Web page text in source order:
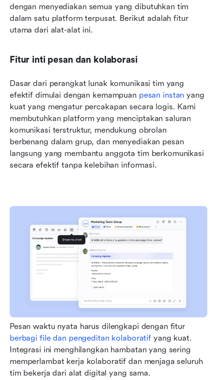
dengan menyediakan semua yang dibutuhkan tim
dalam satu platform terpusat. Berikut adalah fitur
utama dari alat-alat ini.
Fitur inti pesan dan kolaborasi
Dasar dari perangkat lunak komunikasi tim yang
efektif dimulai dengan kemampuan pesan instan yang
kuat yang mengatur percakapan secara logis. Kami
membutuhkan platform yang menciptakan saluran
komunikasi terstruktur, mendukung obrolan
berbenang dalam grup, dan menyediakan pesan
langsung yang membantu anggota tim berkomunikasi
secara efektif tanpa kelebihan informasi.
Pesan waktu nyata harus dilengkapi dengan fitur
berbagi file dan pengeditan kolaboratif yang kuat.
Integrasi ini menghilangkan hambatan yang sering
memperlambat kerja kolaboratif dan menjaga seluruh
tim bekerja dari alat digital yang sama.